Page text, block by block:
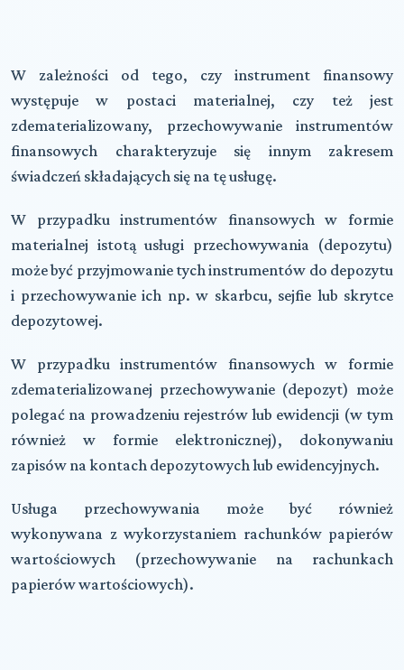
W zależności od tego, czy instrument finansowy
występuje w postaci materialnej, czy też jest
zdematerializowany, przechowywanie instrumentów
finansowych charakteryzuje się innym zakresem
świadczeń składających się na tę usługę.
W przypadku instrumentów finansowych w formie
materialnej istotą usługi przechowywania (depozytu)
może być przyjmowanie tych instrumentów do depozytu
i przechowywanie ich np. w skarbcu, sejfie lub skrytce
depozytowej.
W przypadku instrumentów finansowych w formie
zdematerializowanej przechowywanie (depozyt) może
polegać na prowadzeniu rejestrów lub ewidencji (w tym
również w formie elektronicznej), dokonywaniu
zapisów na kontach depozytowych lub ewidencyjnych.
Usługa przechowywania może być również
wykonywana z wykorzystaniem rachunków papierów
wartościowych (przechowywanie na rachunkach
papierów wartościowych).